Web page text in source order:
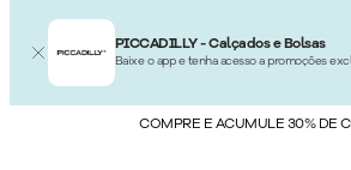
PICCADILLY - Calçados e Bolsas
Baixe o app e tenha acesso a promoções
COMPRE E ACUMULE 30% DE